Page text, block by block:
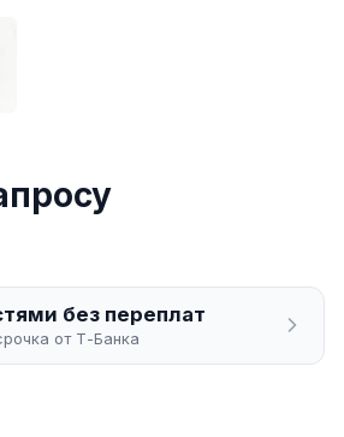
без переплат
от Т-Банка